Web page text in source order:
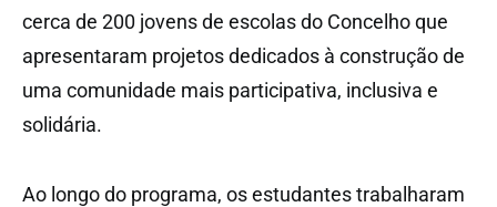
cerca de 200 jovens de escolas do Concelho que
apresentaram projetos dedicados à construção de
uma comunidade mais participativa, inclusiva e
solidária.
Ao longo do programa, os estudantes trabalharam